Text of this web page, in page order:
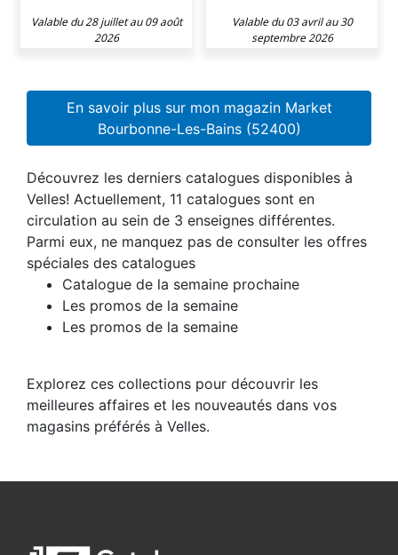
Valable du 28 juillet au 09 août
2026
Valable du 03 avril au 30
septembre 2026
En savoir plus sur mon magazin Market
Bourbonne-Les-Bains (52400)
Découvrez les derniers catalogues disponibles à
Velles! Actuellement, 11 catalogues sont en
circulation au sein de 3 enseignes différentes.
Parmi eux, ne manquez pas de consulter les offres
spéciales des catalogues
Catalogue de la semaine prochaine
Les promos de la semaine
Les promos de la semaine
Explorez ces collections pour découvrir les
meilleures affaires et les nouveautés dans vos
magasins préférés à Velles.